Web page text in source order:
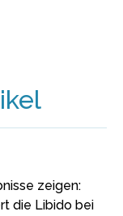
zeigen:
die Libido bei